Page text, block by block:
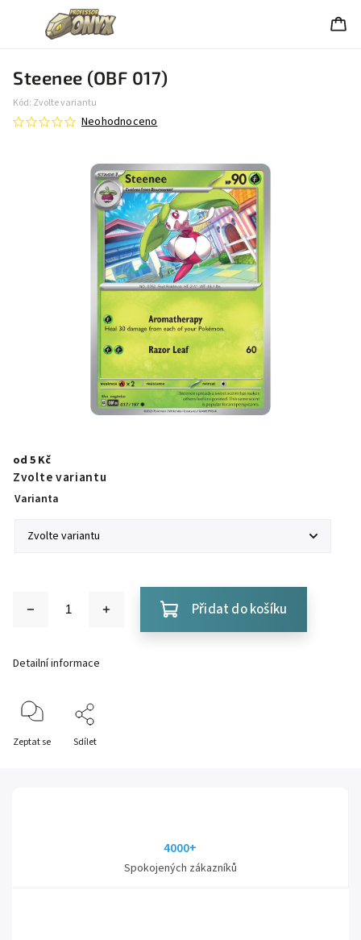
Steenee (OBF 017)
Kód: Zvolte variantu
Neohodnoceno
od 5 Kč
Zvolte variantu
Varianta
Přidat do košíku
Detailní informace
Zeptat se Sdílet
4000+
Spokojených zákazníků